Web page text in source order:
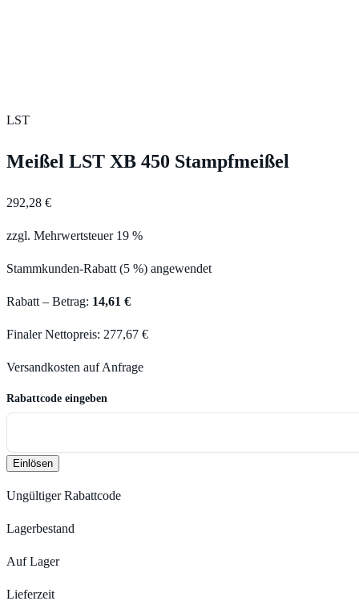
LST
Meißel LST XB 450 Stampfmeißel
292,28 €
zzgl. Mehrwertsteuer 19 %
Stammkunden-Rabatt (5 %) angewendet
Rabatt – Betrag: 14,61 €
Finaler Nettopreis: 277,67 €
Versandkosten auf Anfrage
Rabattcode eingeben
Einlösen
Ungültiger Rabattcode
Lagerbestand
Auf Lager
Lieferzeit